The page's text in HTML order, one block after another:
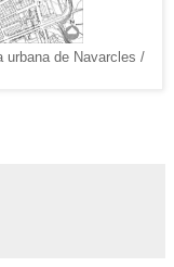
urbana de Navarcles /